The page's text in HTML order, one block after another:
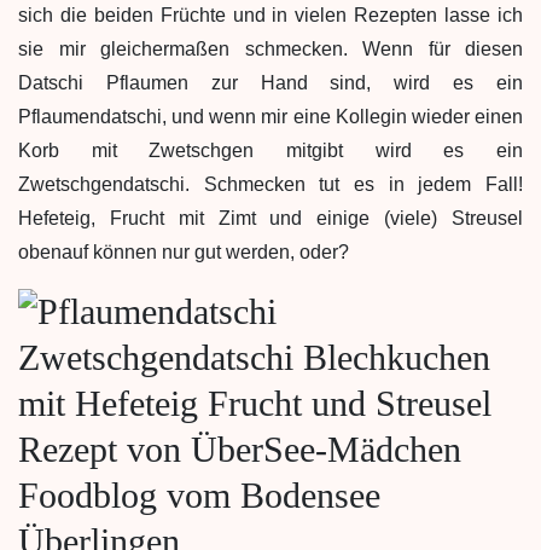
sich die beiden Früchte und in vielen Rezepten lasse ich
sie mir gleichermaßen schmecken. Wenn für diesen
Datschi Pflaumen zur Hand sind, wird es ein
Pflaumendatschi, und wenn mir eine Kollegin wieder einen
Korb mit Zwetschgen mitgibt wird es ein
Zwetschgendatschi. Schmecken tut es in jedem Fall!
Hefeteig, Frucht mit Zimt und einige (viele) Streusel
obenauf können nur gut werden, oder?